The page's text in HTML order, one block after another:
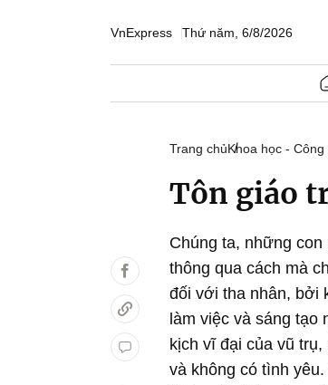
VnExpress Thứ năm, 6/8/2026
Trang chủKhoa học - Công
Tôn giáo
Chúng ta, những
thông qua cách mà
đối với tha nhân, bởi
làm việc và sáng
kịch vĩ đại của vũ
và không có tình